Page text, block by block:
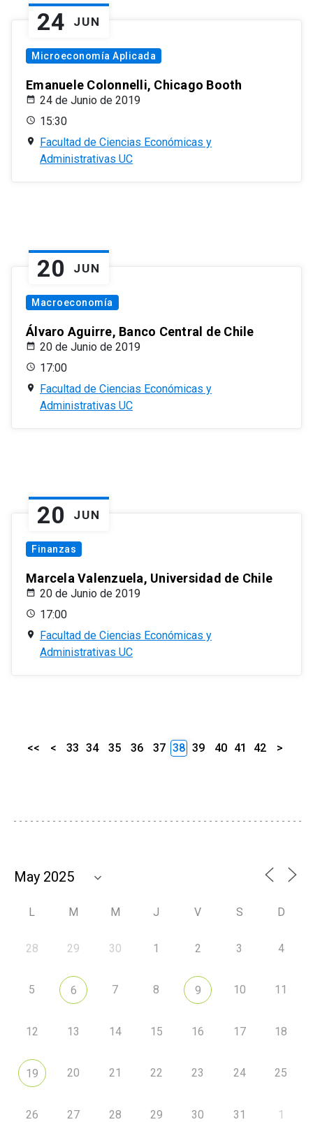
24 JUN
Microeconomía Aplicada
Emanuele Colonnelli, Chicago Booth
24 de Junio de 2019
15:30
Facultad de Ciencias Económicas y
Administrativas UC
20 JUN
Macroeconomía
Álvaro Aguirre, Banco Central de Chile
20 de Junio de 2019
17:00
Facultad de Ciencias Económicas y
Administrativas UC
20 JUN
Finanzas
Marcela Valenzuela, Universidad de Chile
20 de Junio de 2019
17:00
Facultad de Ciencias Económicas y
Administrativas UC
<< < 33 34 35 36 37 38 39 40 41 42 >
L M M J V S D
28 29 30 1 2 3 4
5 6 7 8 9 10 11
12 13 14 15 16 17 18
19 20 21 22 23 24 25
26 27 28 29 30 31 1